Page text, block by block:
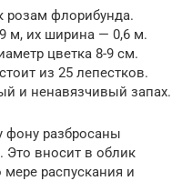
розам флорибунда.
м, их ширина — 0,6 м.
цветка 8-9 см.
из 25 лепестков.
и ненавязчивый запах.
фону разбросаны
вносит в облик
распускания и